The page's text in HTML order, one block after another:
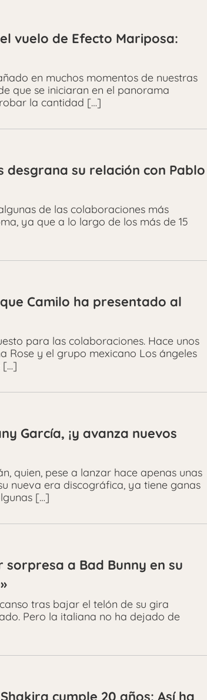
vuelo de Efecto Mariposa:
en muchos momentos de nuestras
que se iniciaran en el panorama
la cantidad […]
desgrana su relación con Pablo
de las colaboraciones más
ya que a lo largo de los más de 15
Camilo ha presentado al
para las colaboraciones. Hace unos
Rose y el grupo mexicano Los ángeles
[…]
García, ¡y avanza nuevos
quien, pese a lanzar hace apenas unas
nueva era discográfica, ya tiene ganas
[…]
sorpresa a Bad Bunny en su
tras bajar el telón de su gira
Pero la italiana no ha dejado de
cumple 20 años: Así ha